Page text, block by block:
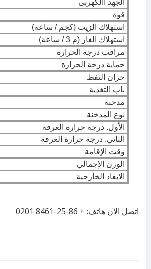
الجهد االكهربى
قوة
استهلاك الزيت (كجم / ساعة)
استهلاك الغاز (م 3 / ساعة)
مراقب درجة الحرارة
حماية درجة الحرارة
خزان النفط
باب التغذية
مدخنة
نوع المدخنة
الأول. درجة حرارة الغرفة
الثاني. درجة حرارة الغرفة
وقت الإقامة
الوزن الإجمالي
الابعاد الخارجية
اتصل الآن هاتف: + 86-25-8461 0201